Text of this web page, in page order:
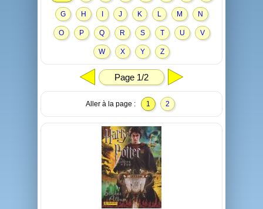
G H J K L M N
O P Q R S T U V
W X Y Z
Page 1/2
Aller à la page : 1 2